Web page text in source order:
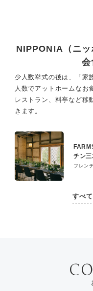
NIPPONIA（ニ
会
少人数挙式の後は、「家
人数でアットホームなお
レストラン、料亭など移
きます。
チン三
フレン
すべ